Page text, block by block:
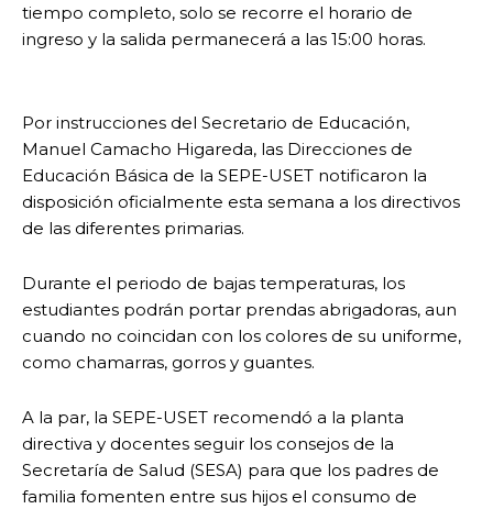
tiempo completo, solo se recorre el horario de
ingreso y la salida permanecerá a las 15:00 horas.
Por instrucciones del Secretario de Educación,
Manuel Camacho Higareda, las Direcciones de
Educación Básica de la SEPE-USET notificaron la
disposición oficialmente esta semana a los directivos
de las diferentes primarias.
Durante el periodo de bajas temperaturas, los
estudiantes podrán portar prendas abrigadoras, aun
cuando no coincidan con los colores de su uniforme,
como chamarras, gorros y guantes.
A la par, la SEPE-USET recomendó a la planta
directiva y docentes seguir los consejos de la
Secretaría de Salud (SESA) para que los padres de
familia fomenten entre sus hijos el consumo de